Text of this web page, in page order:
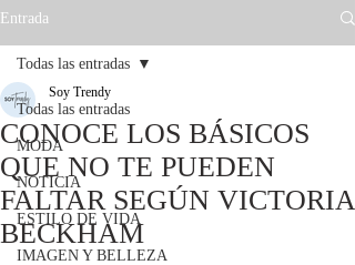
Entrada
Todas las entradas
MODA
NOTICIA
ESTILO DE VIDA
IMAGEN Y BELLEZA
Todas las entradas
CONOCE LOS BÁSICOS
QUE NO TE PUEDEN
FALTAR SEGÚN VICTORIA
BECKHAM
Soy Trendy